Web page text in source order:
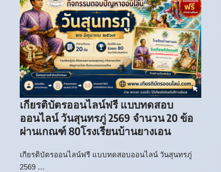
เกียรติบัตรออนไลน์ฟรี แบบทดสอบ
ออนไลน์ วันสุนทรภู่ 2569 จำนวน 20 ข้อ
ผ่านเกณฑ์ 80โรงเรียนบ้านยางเอน
เกียรติบัตรออนไลน์ฟรี แบบทดสอบออนไลน์ วันสุนทรภู่
2569 …